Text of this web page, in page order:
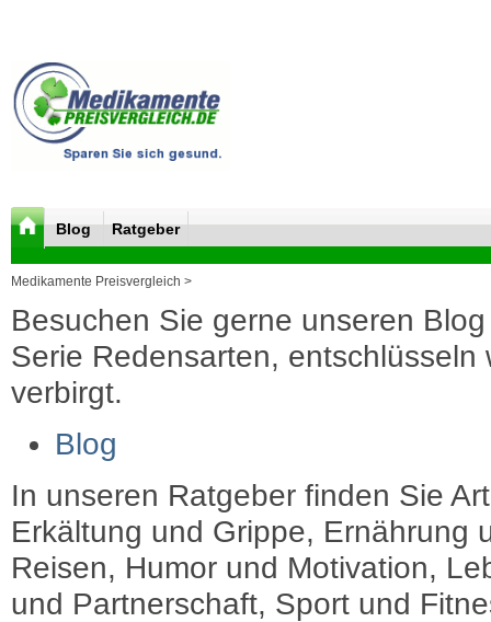
Blog Ratgeber
Medikamente Preisvergleich >
Besuchen Sie gerne unseren
Serie Redensarten, entschlüsseln
verbirgt.
Blog
In unseren Ratgeber finden Sie
Erkältung und Grippe, Ernährung
Reisen, Humor und Motivation,
und Partnerschaft, Sport und